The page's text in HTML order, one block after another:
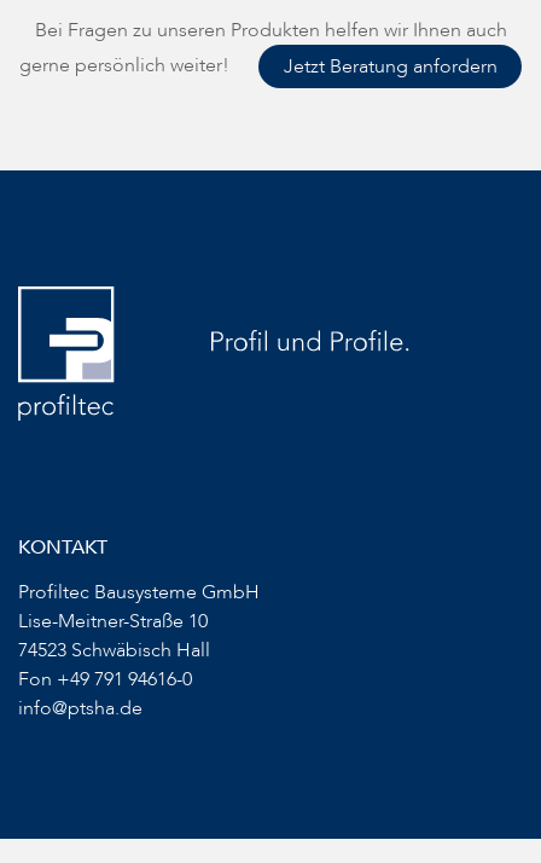
Bei Fragen zu unseren Produkten helfen wir Ihnen auch
gerne persönlich weiter!
Jetzt Beratung anfordern
KONTAKT
Profiltec Bausysteme GmbH
Lise-Meitner-Straße 10
74523 Schwäbisch Hall
Fon +49 791 94616-0
info@ptsha.de